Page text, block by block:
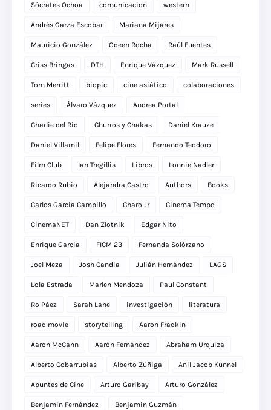
Sócrates Ochoa comunicacion western
Andrés Garza Escobar Mariana Mijares
Mauricio González Odeen Rocha Raúl Fuentes
Criss Bringas DTH Enrique Vázquez Mark Russell
Tom Merritt biopic cine asiático colaboraciones
series Álvaro Vázquez Andrea Portal
Charlie del Río Churros y Chakas Daniel Krauze
Daniel Villamil Felipe Flores Fernando Teodoro
Film Club Ian Tregillis Libros Lonnie Nadler
Ricardo Rubio Alejandra Castro Authors Books
Carlos García Campillo Charo Jr Cinema Tempo
CinemaNET Dan Zlotnik Edgar Nito
Enrique García FICM 23 Fernanda Solórzano
Joel Meza Josh Candia Julián Hernández LAGS
Lola Estrada Marlen Mendoza Paul Constant
Ro Páez Sarah Lane investigación literatura
road movie storytelling Aaron Fradkin
Aaron McCann Aarón Fernández Abraham Urquiza
Alberto Cobarrubias Alberto Zúñiga Anil Jacob Kunnel
Apuntes de Cine Arturo Garibay Arturo González
Benjamín Fernández Benjamín Guzmán